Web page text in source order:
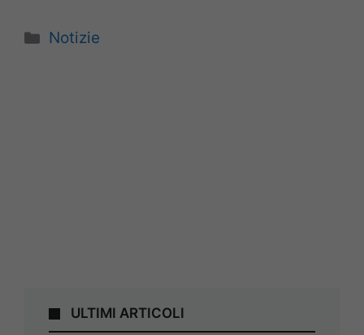
Categorie
Notizie
ULTIMI ARTICOLI